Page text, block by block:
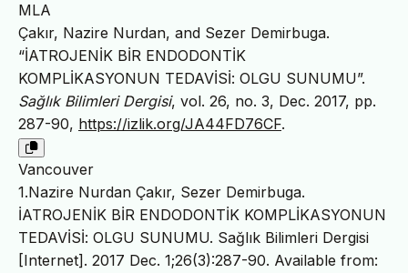
MLA
Çakır, Nazire Nurdan, and Sezer Demirbuga.
“İATROJENİK BİR ENDODONTİK
KOMPLİKASYONUN TEDAVİSİ: OLGU SUNUMU”.
Sağlık Bilimleri Dergisi, vol. 26, no. 3, Dec. 2017, pp.
287-90, https://izlik.org/JA44FD76CF.
Vancouver
1.Nazire Nurdan Çakır, Sezer Demirbuga.
İATROJENİK BİR ENDODONTİK KOMPLİKASYONUN
TEDAVİSİ: OLGU SUNUMU. Sağlık Bilimleri Dergisi
[Internet]. 2017 Dec. 1;26(3):287-90. Available from: